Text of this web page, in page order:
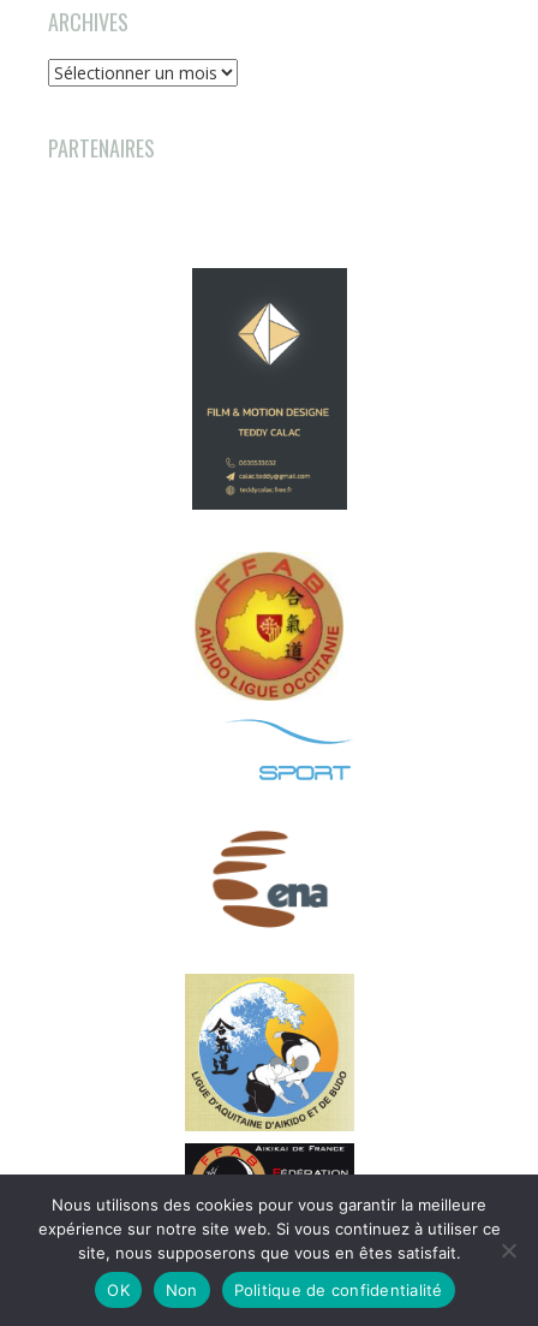
ARCHIVES
Archives
PARTENAIRES
Nous utilisons des cookies pour vous garantir la meilleure
expérience sur notre site web. Si vous continuez à utiliser ce
site, nous supposerons que vous en êtes satisfait.
OK
Non Politique de confidentialité